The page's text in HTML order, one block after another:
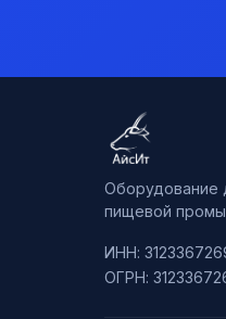
Оборудование
пищевой
ИНН:
ОГРН: